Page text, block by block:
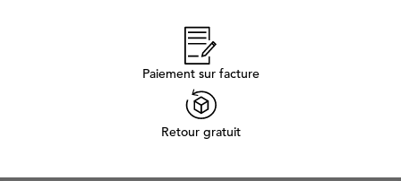
Paiement sur facture
Retour gratuit